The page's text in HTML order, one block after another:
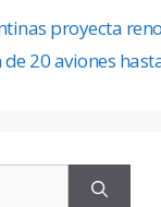
proyecta
20 aviones